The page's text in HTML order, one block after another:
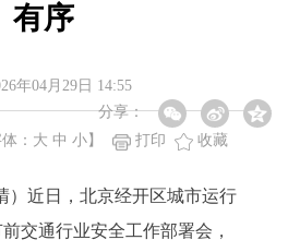
有序
年04月29日 14:55
分享：
体： 大 中 小 】 打印 收藏
）近日，北京经开区城市运行
交通行业安全工作部署会，